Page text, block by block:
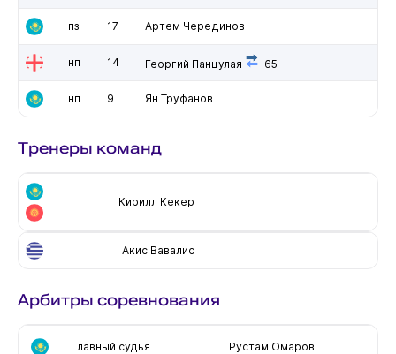
пз 17 Артем Черединов
нп 14 Георгий Панцулая '65
нп 9 Ян Труфанов
Тренеры команд
Кирилл Кекер
Акис Вавалис
Арбитры соревнования
Главный судья Рустам Омаров